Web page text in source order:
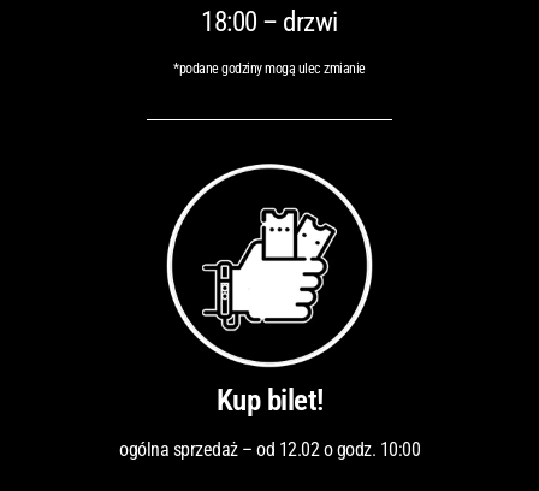
18:00 – drzwi
*podane godziny mogą ulec zmianie
Kup bilet!
ogólna sprzedaż – od 12.02 o godz. 10:00